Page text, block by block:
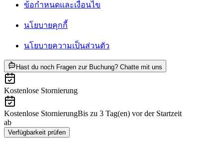
ข้อกำหนดและเงื่อนไข
นโยบายคุกกี้
นโยบายความเป็นส่วนตัว
Hast du noch Fragen zur Buchung? Chatte mit uns
Kostenlose Stornierung
Kostenlose StornierungBis zu 3 Tag(en) vor der Startzeit
ab
Verfügbarkeit prüfen